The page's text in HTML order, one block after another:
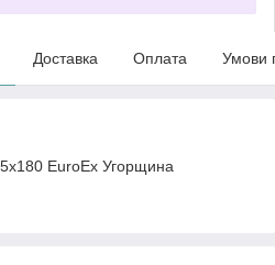
Доставка Оплата Умови
EuroEx Угорщина